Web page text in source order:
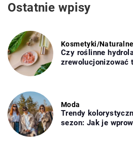
Ostatnie wpisy
Kosmetyki/Naturalne
Czy roślinne
zrewolucjonizować
Moda
Trendy
sezon: Jak je